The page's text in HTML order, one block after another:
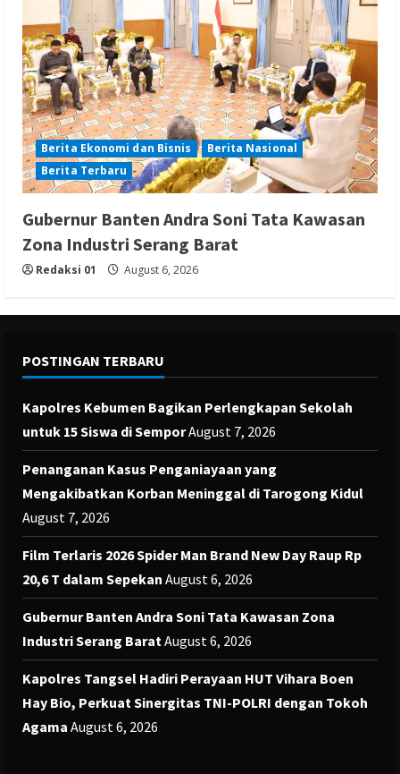
Berita Ekonomi dan Bisnis
Berita Nasional
Berita Terbaru
Gubernur Banten Andra Soni Tata Kawasan
Zona Industri Serang Barat
Redaksi 01 August 6, 2026
POSTINGAN TERBARU
Kapolres Kebumen Bagikan Perlengkapan Sekolah
untuk 15 Siswa di SemporAugust 7, 2026
Penanganan Kasus Penganiayaan yang
Mengakibatkan Korban Meninggal di Tarogong Kidul
August 7, 2026
Film Terlaris 2026 Spider Man Brand New Day Raup Rp
20,6 T dalam Sepekan August 6, 2026
Gubernur Banten Andra Soni Tata Kawasan Zona
Industri Serang Barat August 6, 2026
Kapolres Tangsel Hadiri Perayaan HUT Vihara Boen
Hay Bio, Perkuat Sinergitas TNI-POLRI dengan Tokoh
Agama August 6, 2026